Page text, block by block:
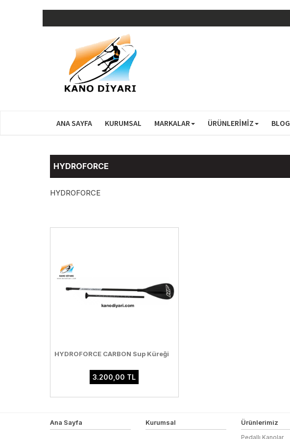
ANA SAYFA KURUMSAL MARKALAR ÜRÜNLERİMİZ BLOG
HYDROFORCE
HYDROFORCE
HYDROFORCE CARBON Sup Küreği
3.200,00 TL
Ana Sayfa Kurumsal Ürünlerimiz
Pedallı Kanolar